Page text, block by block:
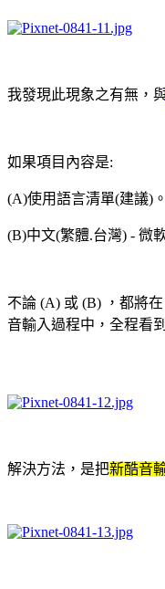
我發現此現象之有無，
如果項目內容是:
(A)使用語言清單(建議)
(B)中文(繁體.台灣) - 微
不論 (A) 或 (B) ，都將在
音輸入過程中，全程看
解決方法，是把新酷音